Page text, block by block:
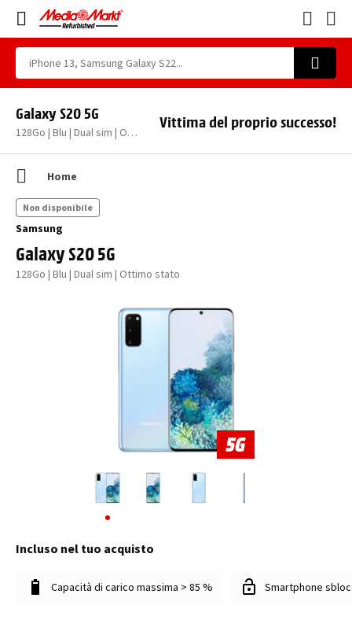
Galaxy S20 5G
128Go | Blu | Dual sim | Ottimo stato
Vittima del proprio successo!
Home
Samsung
Galaxy S20 5G
128Go | Blu | Dual sim | Ottimo stato
Non disponibile
Incluso nel tuo acquisto
Capacità di carico massima > 85 % Smartphone